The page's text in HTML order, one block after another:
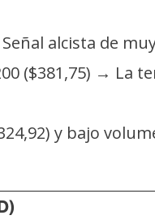
Señal alcista de
($381,75) →
y bajo